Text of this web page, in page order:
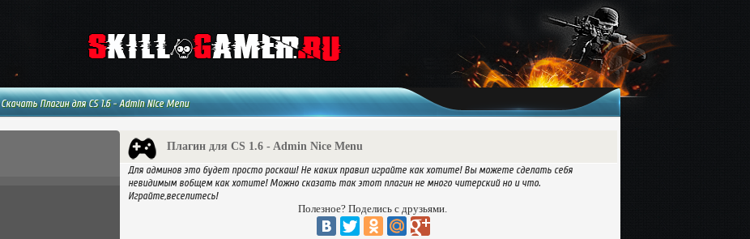
Скачать Плагин для CS 1.6 - Admin Nice Menu
Плагин для CS 1.6 - Admin Nice Menu
Для админов это будет просто роскаш! Не каких правил играйте как хотите! Вы можете сделать себя
невидимым вобщем как хотите! Можно сказать так этот плагин не много читерский но и что.
Играйте,веселитесь!
Полезное? Поделись с друзьями.